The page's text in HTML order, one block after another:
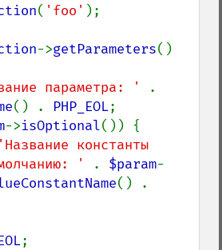
( 'foo' );
->getParameters()
параметра: '
() . PHP_EOL;
->isOptional()) {
'Название константы
'
. $param-
;